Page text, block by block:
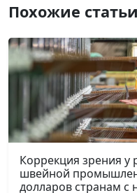
Похожие статьи
Коррекция зрения у
швейной
долларов странам с